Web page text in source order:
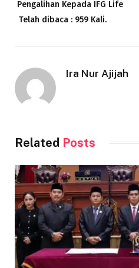
Pengalihan Kepada IFG Life
Telah dibaca : 959 Kali.
Ira Nur Ajijah
Related Posts